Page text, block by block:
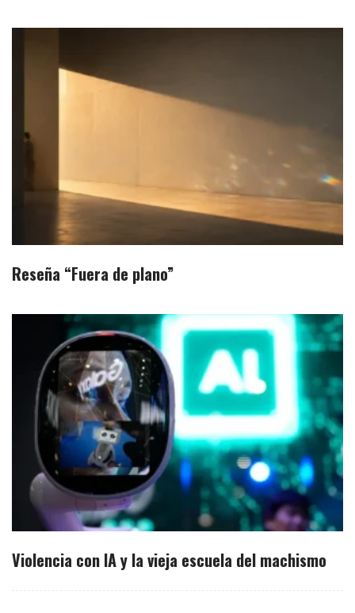
Reseña “Fuera de plano”
Violencia con IA y la vieja escuela del machismo